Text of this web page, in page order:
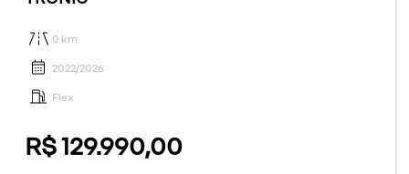
0 km
2022/2026
Flex
R$ 129.990,00